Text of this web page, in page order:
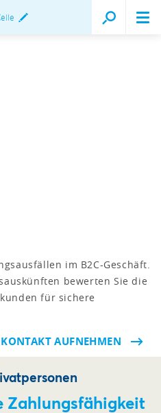
im B2C-Geschäft.
bewerten Sie die
für sichere
KONTAKT AUFNEHMEN
Zahlungsfähigkeit